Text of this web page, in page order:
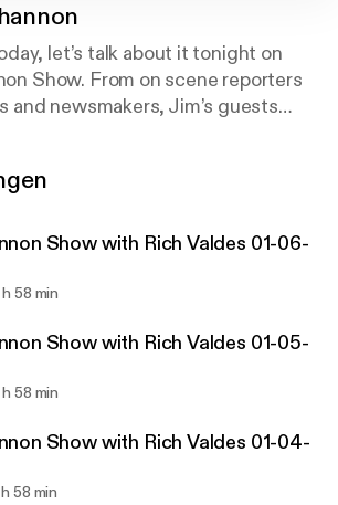
let’s talk about it tonight on
Show. From on scene reporters
and newsmakers, Jim’s guests
in politics, entertainment and
your calls too! It’s all on the Jim
Show with Rich Valdes 01-06-
h 58 min
Show with Rich Valdes 01-05-
h 58 min
Show with Rich Valdes 01-04-
h 58 min